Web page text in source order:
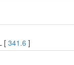
[341.6 ]